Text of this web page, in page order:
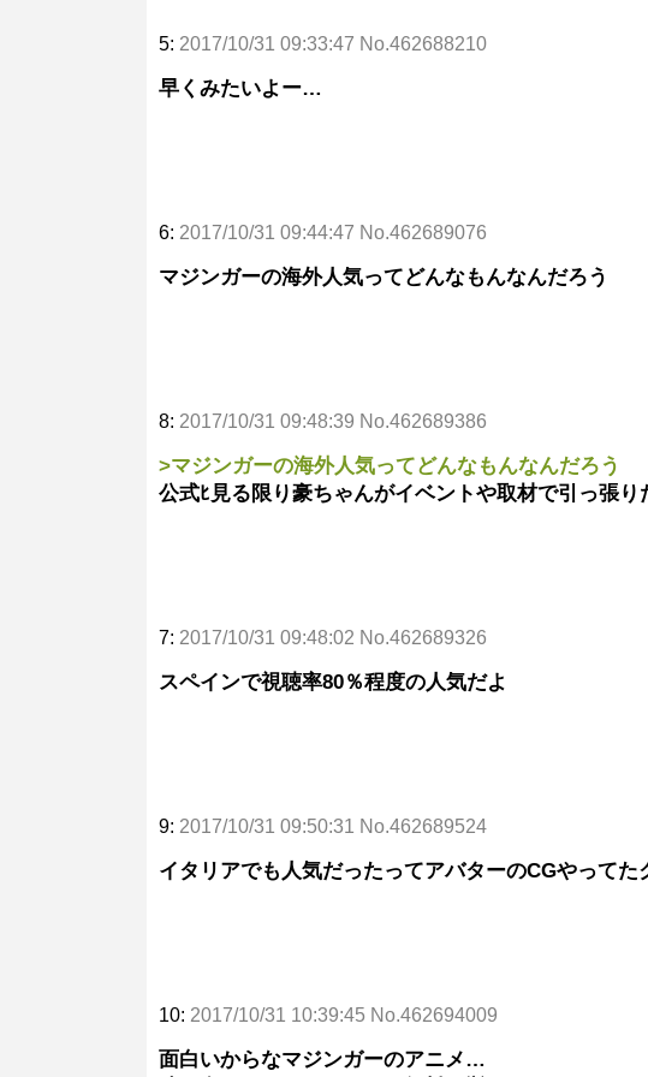
5: 2017/10/31 09:33:47 No.462688210
早くみたいよー…
6: 2017/10/31 09:44:47 No.462689076
マジンガーの海外人気ってどんなもんなんだろう
8: 2017/10/31 09:48:39 No.462689386
>マジンガーの海外人気ってどんなもんなんだろう
公式ﾋ見る限り豪ちゃんがイベントや取材で引っ張
7: 2017/10/31 09:48:02 No.462689326
スペインで視聴率80％程度の人気だよ
9: 2017/10/31 09:50:31 No.462689524
イタリアでも人気だったってアバターのCGやってた
10: 2017/10/31 10:39:45 No.462694009
面白いからなマジンガーのアニメ…